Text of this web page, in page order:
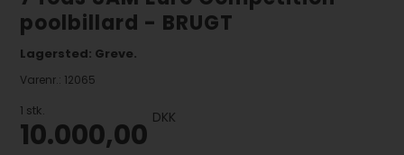
poolbillard - BRUGT
Lagersted: Greve.
Varenr.: 12065
1 stk.
10.000,00 DKK